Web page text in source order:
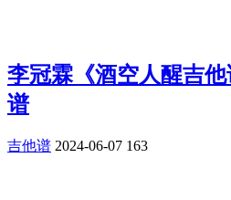
李冠霖《酒空人醒吉
谱
吉他谱 2024-06-07 163